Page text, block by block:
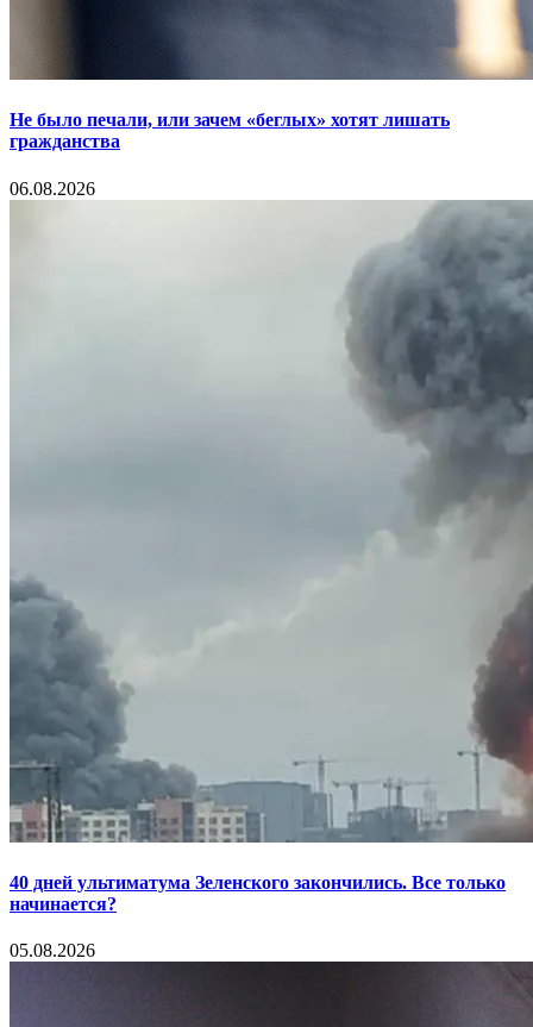
Не было печали, или зачем «беглых» хотят лишать
гражданства
06.08.2026
40 дней ультиматума Зеленского закончились. Все только
начинается?
05.08.2026